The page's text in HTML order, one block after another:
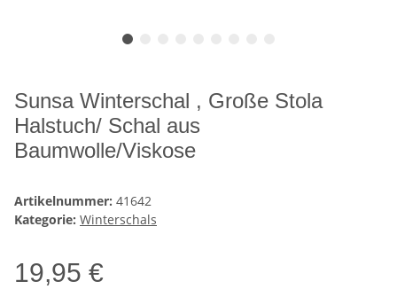
Sunsa Winterschal , Große Stola
Halstuch/ Schal aus
Baumwolle/Viskose
Artikelnummer: 41642
Kategorie: Winterschals
19,95 €